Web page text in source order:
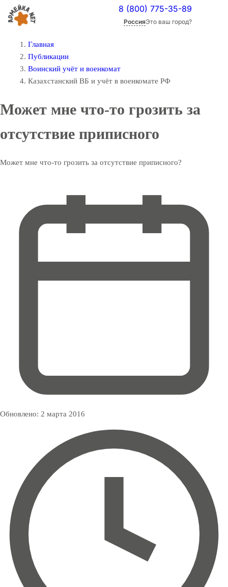
8 (800) 775-35-89
РоссияЭто ваш город?
Главная
Публикации
Воинский учёт и военкомат
Казахстанский ВБ и учёт в военкомате РФ
Может мне что-то грозить за
отсутствие приписного
Может мне что-то грозить за отсутствие приписного?
Обновлено: 2 марта 2016